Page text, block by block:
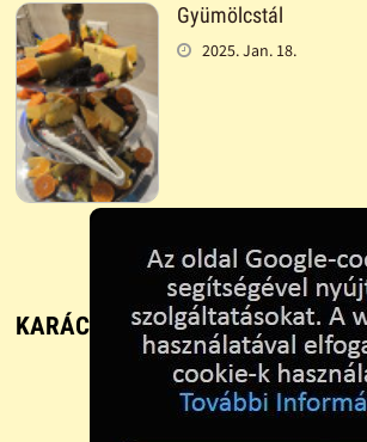
Gyümölcstál
2025. Jan. 18.
KARÁCSONYI BEIGLI - RECEPT,
TETSZIK?TÖLTS FEL